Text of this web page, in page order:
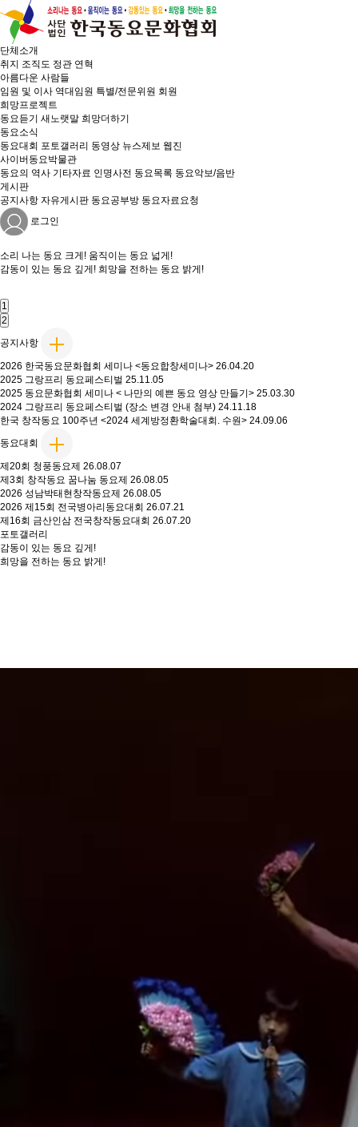
단체소개
취지 조직도 정관 연혁
아름다운 사람들
임원 및 이사 역대임원 특별/전문위원 회원
희망프로젝트
동요듣기 새노랫말 희망더하기
동요소식
동요대회 포토갤러리 동영상 뉴스제보 웹진
사이버동요박물관
동요의 역사 기타자료 인명사전 동요목록 동요악보/음반
게시판
공지사항 자유게시판 동요공부방 동요자료요청
로그인
소리 나는 동요 크게! 움직이는 동요 넓게!
감동이 있는 동요 깊게! 희망을 전하는 동요 밝게!
1
2
공지사항
2026 한국동요문화협회 세미나 <동요합창세미나> 26.04.20
2025 그랑프리 동요페스티벌 25.11.05
2025 동요문화협회 세미나 < 나만의 예쁜 동요 영상 만들기> 25.03.30
2024 그랑프리 동요페스티벌 (장소 변경 안내 첨부) 24.11.18
한국 창작동요 100주년 <2024 세계방정환학술대회. 수원> 24.09.06
동요대회
제20회 청풍동요제 26.08.07
제3회 창작동요 꿈나눔 동요제 26.08.05
2026 성남박태현창작동요제 26.08.05
2026 제15회 전국병아리동요대회 26.07.21
제16회 금산인삼 전국창작동요대회 26.07.20
포토갤러리
감동이 있는 동요 깊게!
희망을 전하는 동요 밝게!